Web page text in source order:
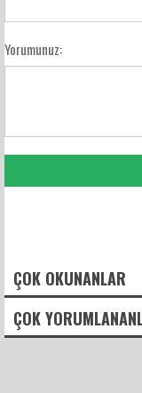
Yorumunuz:
ÇOK OKUNANLAR
ÇOK